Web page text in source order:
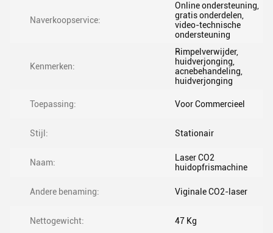
Naverkoopservice:
Online ondersteuning,
gratis onderdelen,
video-technische
ondersteuning
Kenmerken:
Rimpelverwijder,
huidverjonging,
acnebehandeling,
huidverjonging
Toepassing: Voor Commercieel
Stijl: Stationair
Naam:
Laser CO2
huidopfrismachine
Andere benaming: Viginale CO2-laser
Nettogewicht: 47 Kg